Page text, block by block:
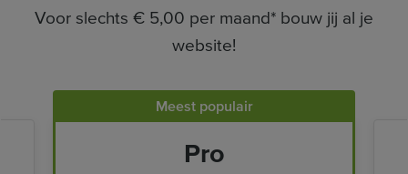
Voor slechts € 5,00 per maand* bouw jij al je
website!
Meest populair
Pro